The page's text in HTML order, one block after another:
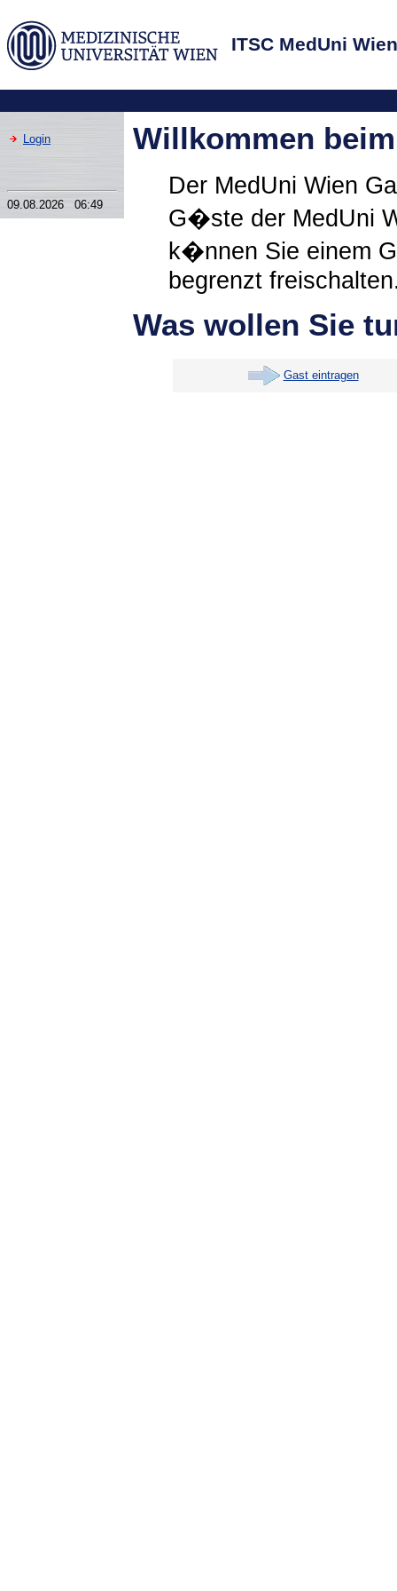
ITSC MedUni
Login
09.08.2026 06:49
Willkommen
Der MedUni Wien
G�ste der MedUni
k�nnen Sie einem
begrenzt
Was wollen Sie
Gast eintragen